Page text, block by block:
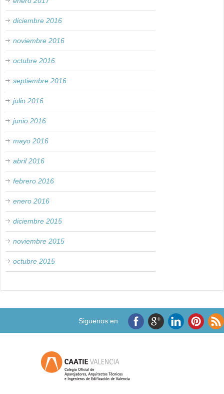
diciembre 2016
noviembre 2016
octubre 2016
septiembre 2016
julio 2016
junio 2016
mayo 2016
abril 2016
febrero 2016
enero 2016
diciembre 2015
noviembre 2015
octubre 2015
Siguenos en